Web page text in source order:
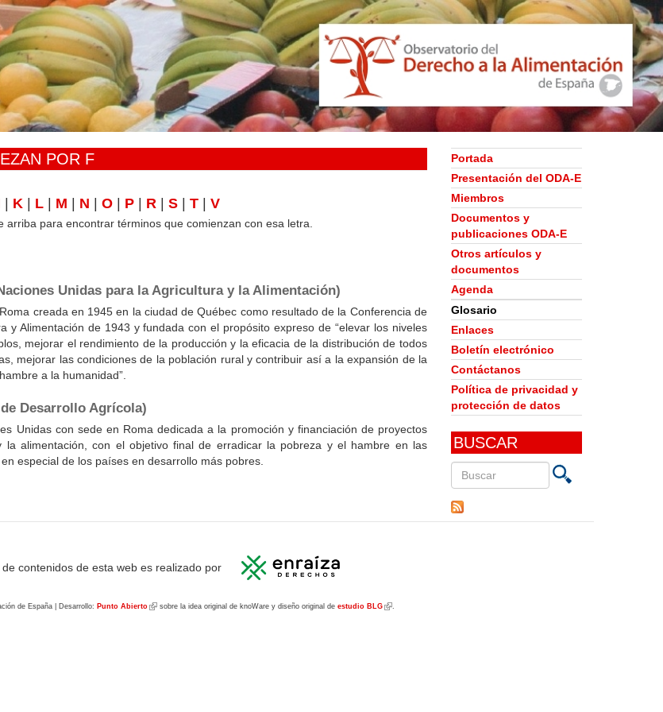
POR F
| K | L | M | N | O | P | R | S | T | V
arriba para encontrar términos que comienzan con esa letra.
Unidas para la Agricultura y la Alimentación)
creada en 1945 en la ciudad de Québec como resultado de la Conferencia de
y Alimentación de 1943 y fundada con el propósito expreso de “elevar los niveles
mejorar el rendimiento de la producción y la eficacia de la distribución de todos
mejorar las condiciones de la población rural y contribuir así a la expansión de la
a la humanidad”.
Desarrollo Agrícola)
Unidas con sede en Roma dedicada a la promoción y financiación de proyectos
la alimentación, con el objetivo final de erradicar la pobreza y el hambre en las
especial de los países en desarrollo más pobres.
Portada
Presentación del ODA-E
Miembros
Documentos y
publicaciones ODA-E
Otros artículos y
documentos
Agenda
Glosario
Enlaces
Boletín electrónico
Contáctanos
Política de privacidad y
protección de datos
BUSCAR
en
contenidos de esta web es realizado por
de España | Desarrollo: Punto Abierto (linksobre la idea original de knoWare y diseño original de estudio BLG (link